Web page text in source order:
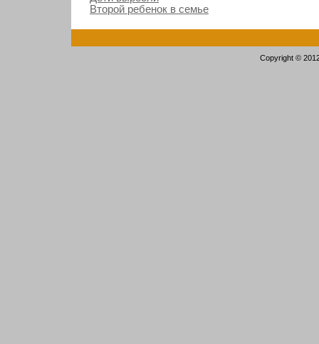
Второй ребенок в семье
Copyright ©